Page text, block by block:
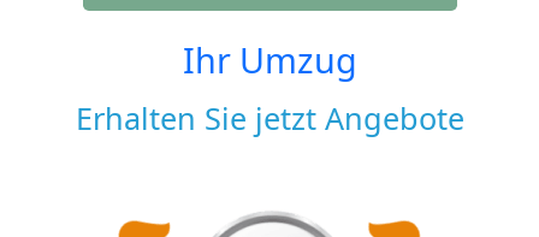
Ihr Umzug
Erhalten Sie jetzt Angebote